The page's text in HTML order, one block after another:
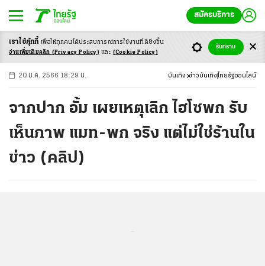
สมัครบริการ
-ก ก ก+
20 ม.ค. 2566 18:29 น. บันเทิง ข่าวบันเทิง ไทยรัฐออนไลน์
จากปาก อั้ม เผยเหตุเลิก ไฮโซพก รับ
เห็นภาพ แมท-พก จริง แต่ไม่ใช่ร้านใน
ข่าว (คลิป)
เราใช้คุ้กกี้ เพื่อให้ทุกคนได้ประสบการณ์การใช้งานที่ดียิ่งขึ้น
อ่านเพิ่มเติมคลิก (Privacy Policy) และ (Cookie Policy)
รับทราบ